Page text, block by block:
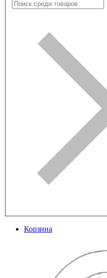
Корзина